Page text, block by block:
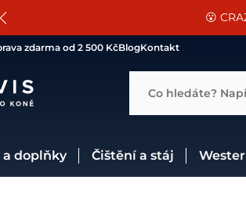
SLEVA
😮
📐Pasování a
zdarma od 2 500 KčBlogKontakt
Co hledáte?
a doplňky Čištění a stáj